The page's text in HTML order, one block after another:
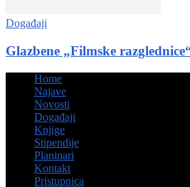
Događaji
Glazbene „Filmske
Home
Najave
Novosti
Događaji
Knjige
Stipendije
Planinari
Kontakt
Pristupnica